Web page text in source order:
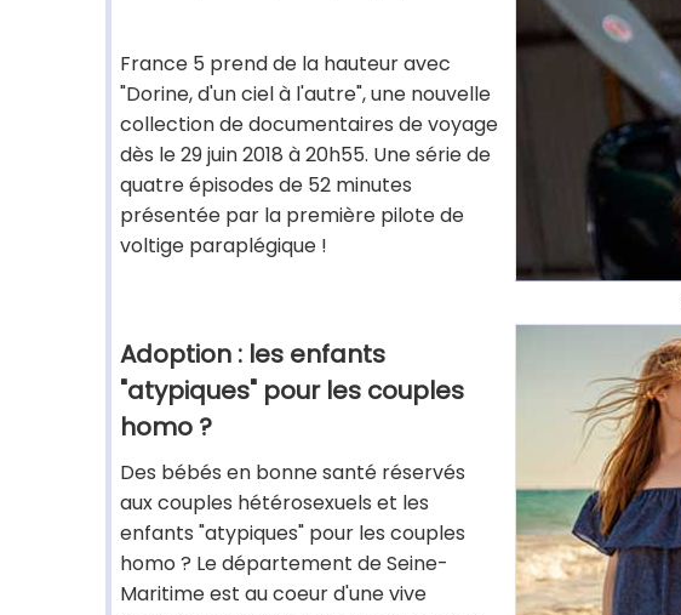
France 5 prend de la hauteur avec
"Dorine, d'un ciel à l'autre", une nouvelle
collection de documentaires de voyage
dès le 29 juin 2018 à 20h55. Une série de
quatre épisodes de 52 minutes
présentée par la première pilote de
voltige paraplégique !
Adoption : les enfants
"atypiques" pour les couples
homo ?
Des bébés en bonne santé réservés
aux couples hétérosexuels et les
enfants "atypiques" pour les couples
homo ? Le département de Seine-
Maritime est au coeur d'une vive